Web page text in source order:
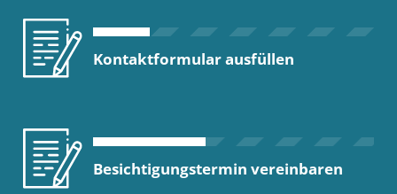
Kontaktformular ausfüllen
Besichtigungstermin vereinbaren